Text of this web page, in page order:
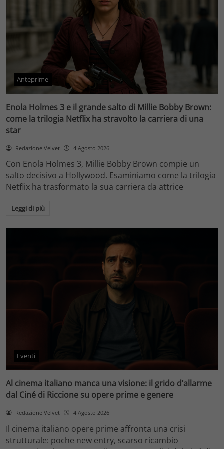
Anteprime
Enola Holmes 3 e il grande salto di Millie Bobby Brown:
come la trilogia Netflix ha stravolto la carriera di una
star
Redazione Velvet 4 Agosto 2026
Con Enola Holmes 3, Millie Bobby Brown compie un
salto decisivo a Hollywood. Esaminiamo come la trilogia
Netflix ha trasformato la sua carriera da attrice
Leggi di più
Eventi
Al cinema italiano manca una visione: il grido d’allarme
dal Ciné di Riccione su opere prime e genere
Redazione Velvet 4 Agosto 2026
Il cinema italiano opere prime affronta una crisi
strutturale: poche new entry, scarso ricambio